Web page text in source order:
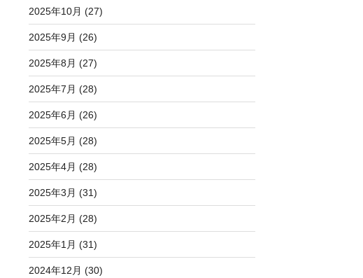
2025年10月 (27)
2025年9月 (26)
2025年8月 (27)
2025年7月 (28)
2025年6月 (26)
2025年5月 (28)
2025年4月 (28)
2025年3月 (31)
2025年2月 (28)
2025年1月 (31)
2024年12月 (30)